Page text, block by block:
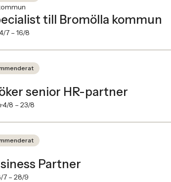
till Bromölla kommun
7 – 16/8
senior HR-partner
4/8 – 23/8
Partner
7 – 28/9